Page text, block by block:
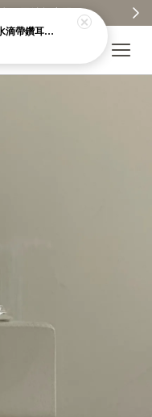
｜回饋無上限 ✨
𝐧𝐞𝐰𝐚𝐧𝐚【日本精工】圓潤水滴帶鑽耳環｜耳針｜高保色｜純銀｜鍍玫瑰金｜現貨＋預購【n989】